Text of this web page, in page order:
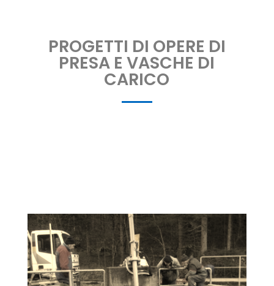
PROGETTI DI OPERE DI
PRESA E VASCHE DI
CARICO